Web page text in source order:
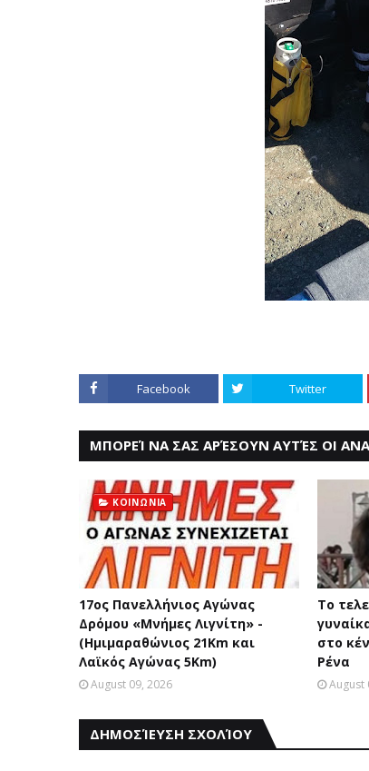
Facebook Twitter
ΜΠΟΡΕΊ ΝΑ ΣΑΣ ΑΡΈΣΟΥΝ ΑΥΤΈΣ ΟΙ
ΚΟΙΝΩΝΙΑ
17ος Πανελλήνιος Αγώνας
Δρόμου «Μνήμες Λιγνίτη» -
(Ημιμαραθώνιος 21Km και
Λαϊκός Αγώνας 5Km)
August 09, 2026
Το
στο
Ρένα
August
ΔΗΜΟΣΊΕΥΣΗ ΣΧΟΛΊΟΥ